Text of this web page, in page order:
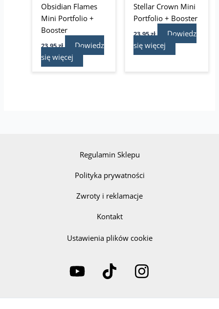
Obsidian Flames
Mini Portfolio +
Booster
23,95zł
Dowiedz
się więcej
Stellar Crown Mini
Portfolio + Booster
23,95zł
Dowiedz
się więcej
Regulamin Sklepu
Polityka prywatności
Zwroty i reklamacje
Kontakt
Ustawienia plików cookie